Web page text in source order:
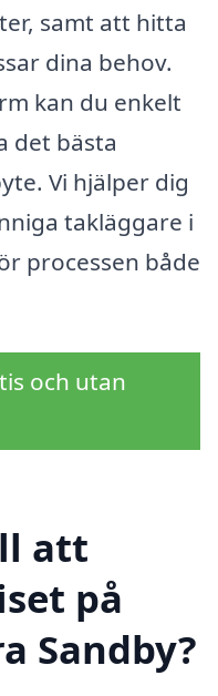
samt att hitta
dina behov.
kan du enkelt
det bästa
Vi hjälper dig
takläggare i
processen både
och utan
att
på
Sandby?